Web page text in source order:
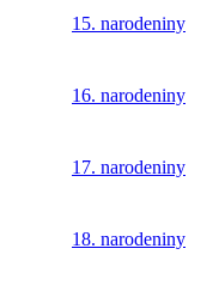
15. narodeniny
16. narodeniny
17. narodeniny
18. narodeniny